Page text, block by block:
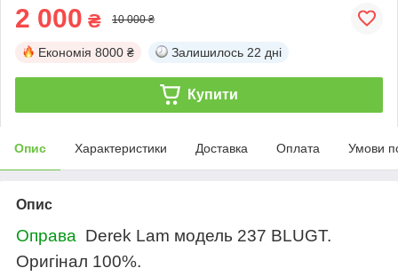
2 000 ₴ 10 000 ₴
Економія 8000 ₴ Залишилось 22 дні
Купити
Опис Характеристики Доставка Оплата Умови
Опис
Оправа Derek Lam модель 237 BLUGT.
Оригінал 100%.